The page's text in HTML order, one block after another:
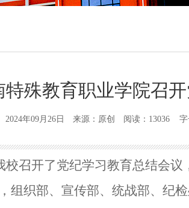
特殊教育职业学院召
2024年09月26日 来源：原创 阅读：13036 字
校召开了党纪学习教育总结会
组织部、宣传部、统战部、纪